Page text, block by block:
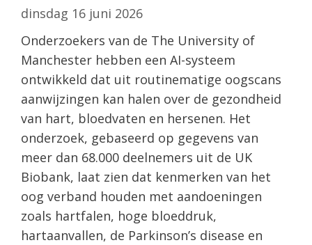
dinsdag 16 juni 2026
Onderzoekers van de The University of
Manchester hebben een AI-systeem
ontwikkeld dat uit routinematige oogscans
aanwijzingen kan halen over de gezondheid
van hart, bloedvaten en hersenen. Het
onderzoek, gebaseerd op gegevens van
meer dan 68.000 deelnemers uit de UK
Biobank, laat zien dat kenmerken van het
oog verband houden met aandoeningen
zoals hartfalen, hoge bloeddruk,
hartaanvallen, de Parkinson’s disease en